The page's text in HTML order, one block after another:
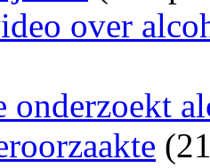
over
onderzoekt